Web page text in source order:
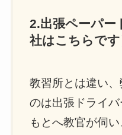
2.出張ペーパー
社はこちらです
教習所とは違い
のは出張ドライ
もとへ教官が伺